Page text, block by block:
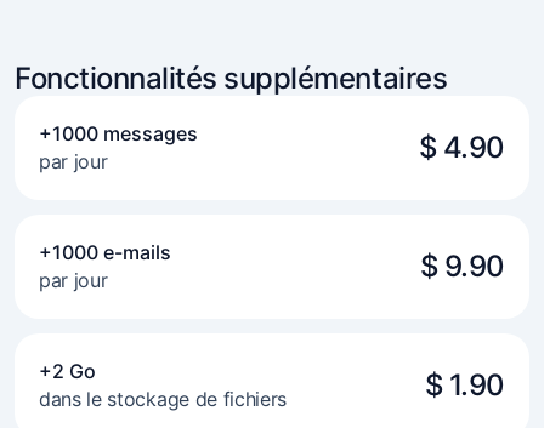
Fonctionnalités supplémentaires
+1000 messages
par jour
$ 4.90
+1000 e-mails
par jour
$ 9.90
+2 Go
dans le stockage de fichiers
$ 1.90